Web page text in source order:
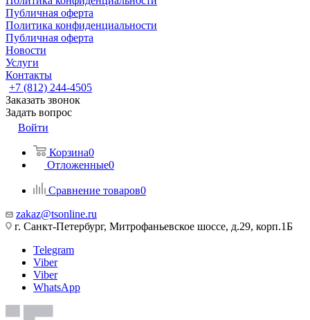
Публичная оферта
Политика конфиденциальности
Публичная оферта
Новости
Услуги
Контакты
+7 (812) 244-4505
Заказать звонок
Задать вопрос
Войти
Корзина0
Отложенные0
Сравнение товаров0
zakaz@tsonline.ru
г. Санкт-Петербург, Митрофаньевское шоссе, д.29, корп.1Б
Telegram
Viber
Viber
WhatsApp